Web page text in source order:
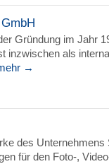
Gründung im Jahr
inzwischen als
→
des Unternehmens
für den Foto-,